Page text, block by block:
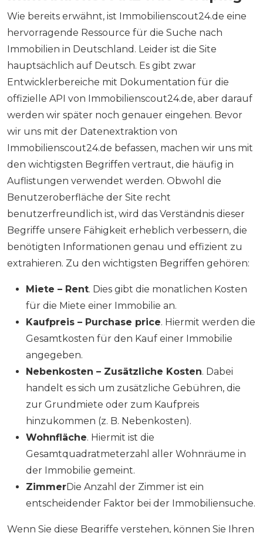
Wie bereits erwähnt, ist Immobilienscout24.de eine
hervorragende Ressource für die Suche nach
Immobilien in Deutschland. Leider ist die Site
hauptsächlich auf Deutsch. Es gibt zwar
Entwicklerbereiche mit Dokumentation für die
offizielle API von Immobilienscout24.de, aber darauf
werden wir später noch genauer eingehen. Bevor
wir uns mit der Datenextraktion von
Immobilienscout24.de befassen, machen wir uns mit
den wichtigsten Begriffen vertraut, die häufig in
Auflistungen verwendet werden. Obwohl die
Benutzeroberfläche der Site recht
benutzerfreundlich ist, wird das Verständnis dieser
Begriffe unsere Fähigkeit erheblich verbessern, die
benötigten Informationen genau und effizient zu
extrahieren. Zu den wichtigsten Begriffen gehören:
Miete – Rent. Dies gibt die monatlichen Kosten
für die Miete einer Immobilie an.
Kaufpreis – Purchase price. Hiermit werden die
Gesamtkosten für den Kauf einer Immobilie
angegeben.
Nebenkosten – Zusätzliche Kosten. Dabei
handelt es sich um zusätzliche Gebühren, die
zur Grundmiete oder zum Kaufpreis
hinzukommen (z. B. Nebenkosten).
Wohnfläche. Hiermit ist die
Gesamtquadratmeterzahl aller Wohnräume in
der Immobilie gemeint.
ZimmerDie Anzahl der Zimmer ist ein
entscheidender Faktor bei der Immobiliensuche.
Wenn Sie diese Begriffe verstehen, können Sie Ihren